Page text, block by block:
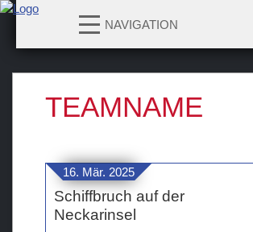
NAVIGATION
Teams
Sponsoren / Partner
Fanzone
TEAMNAME
16. Mär. 2025
Schiffbruch auf der
Neckarinsel